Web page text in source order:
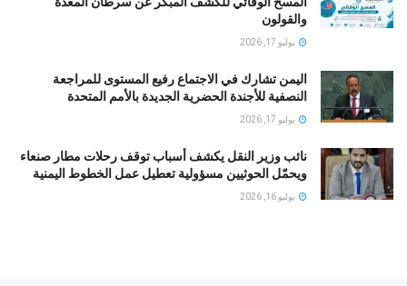
والقولون
يوليو 17, 2026
اليمن تشارك في الاجتماع رفيع المستوى للمراجعة
النصفية للأجندة الحضرية الجديدة بالأمم المتحدة
يوليو 17, 2026
نائب وزير النقل يكشف أسباب توقف رحلات مطار صنعاء
ويحمّل الحوثيين مسؤولية تعطيل عمل الخطوط اليمنية
يوليو 16, 2026